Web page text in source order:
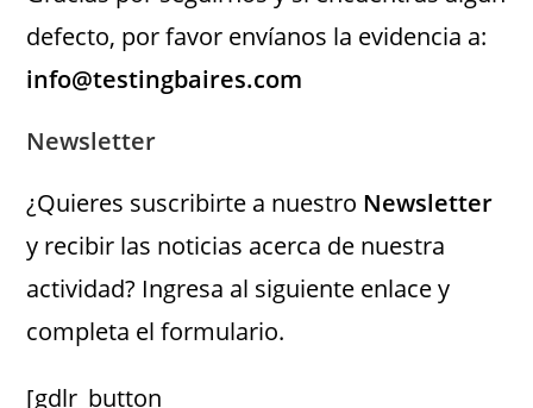
defecto, por favor envíanos la evidencia a:
info@testingbaires.com
Newsletter
¿Quieres suscribirte a nuestro Newsletter
y recibir las noticias acerca de nuestra
actividad? Ingresa al siguiente enlace y
completa el formulario.
[gdlr_button